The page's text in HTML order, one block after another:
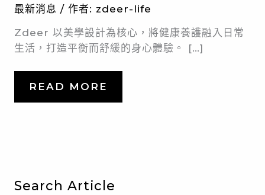
最新消息 / 作者: zdeer-life
Zdeer 以美學設計為核心，將健康養護融入日常
生活，打造平衡而舒緩的身心體驗。 […]
常
的
養
護
美
READ MORE
Search Article